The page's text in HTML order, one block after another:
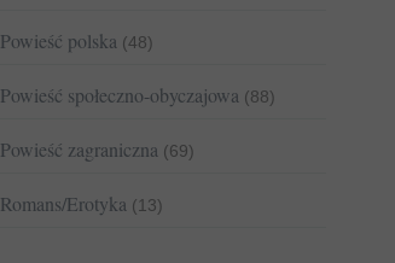
Powieść polska (48)
Powieść społeczno-obyczajowa (88)
Powieść zagraniczna (69)
Romans/Erotyka (13)